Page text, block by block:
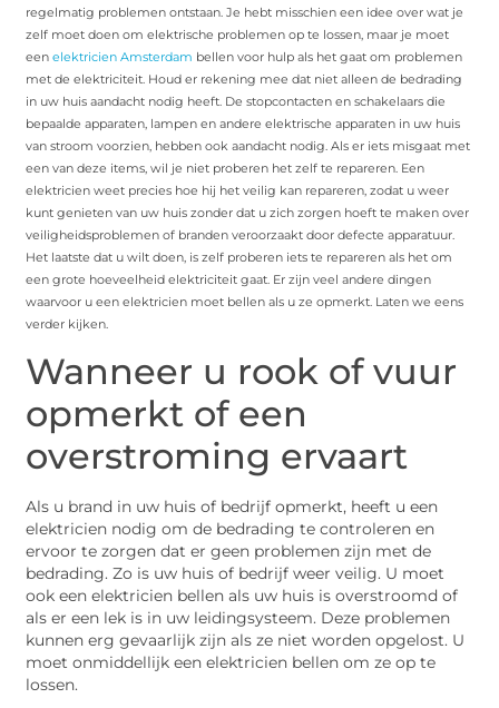
regelmatig problemen ontstaan. Je hebt misschien een idee over wat je
zelf moet doen om elektrische problemen op te lossen, maar je moet
eenelektricien Amsterdam bellen voor hulp als het gaat om problemen
met de elektriciteit. Houd er rekening mee dat niet alleen de bedrading
in uw huis aandacht nodig heeft. De stopcontacten en schakelaars die
bepaalde apparaten, lampen en andere elektrische apparaten in uw huis
van stroom voorzien, hebben ook aandacht nodig. Als er iets misgaat met
een van deze items, wil je niet proberen het zelf te repareren. Een
elektricien weet precies hoe hij het veilig kan repareren, zodat u weer
kunt genieten van uw huis zonder dat u zich zorgen hoeft te maken over
veiligheidsproblemen of branden veroorzaakt door defecte apparatuur.
Het laatste dat u wilt doen, is zelf proberen iets te repareren als het om
een ​​grote hoeveelheid elektriciteit gaat. Er zijn veel andere dingen
waarvoor u een elektricien moet bellen als u ze opmerkt. Laten we eens
verder kijken.
Wanneer u rook of vuur
opmerkt of een
overstroming ervaart
Als u brand in uw huis of bedrijf opmerkt, heeft u een
elektricien nodig om de bedrading te controleren en
ervoor te zorgen dat er geen problemen zijn met de
bedrading. Zo is uw huis of bedrijf weer veilig. U moet
ook een elektricien bellen als uw huis is overstroomd of
als er een lek is in uw leidingsysteem. Deze problemen
kunnen erg gevaarlijk zijn als ze niet worden opgelost. U
moet onmiddellijk een elektricien bellen om ze op te
lossen.